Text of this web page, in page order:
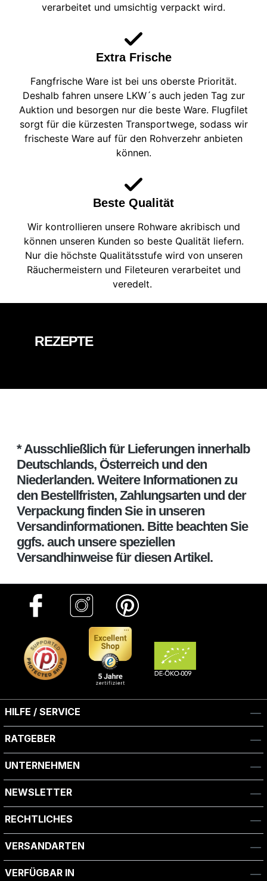
verarbeitet und umsichtig verpackt wird.
Extra Frische
Fangfrische Ware ist bei uns oberste Priorität.
Deshalb fahren unsere LKW´s auch jeden Tag zur
Auktion und besorgen nur die beste Ware. Flugfilet
sorgt für die kürzesten Transportwege, sodass wir
frischeste Ware auf für den Rohverzehr anbieten
können.
Beste Qualität
Wir kontrollieren unsere Rohware akribisch und
können unseren Kunden so beste Qualität liefern.
Nur die höchste Qualitätsstufe wird von unseren
Räuchermeistern und Fileteuren verarbeitet und
veredelt.
REZEPTE
* Ausschließlich für Lieferungen innerhalb
Deutschlands, Österreich und den
Niederlanden. Weitere Informationen zu
den Bestellfristen, Zahlungsarten und der
Verpackung finden Sie in unseren
Versandinformationen. Bitte beachten Sie
ggfs. auch unsere speziellen
Versandhinweise für diesen Artikel.
HILFE / SERVICE
RATGEBER
UNTERNEHMEN
NEWSLETTER
RECHTLICHES
VERSANDARTEN
VERFÜGBAR IN